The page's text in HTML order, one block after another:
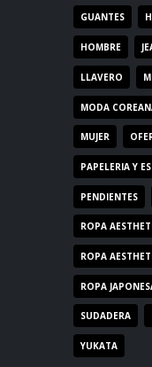
GUANTES
HOMBRE
LLAVERO
MODA
MUJER
PAPELERIA Y
PENDIENTES
ROPA
ROPA
ROPA
SUDADERA
YUKATA